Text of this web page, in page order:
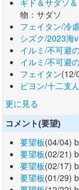
物：サダソ
フェイタン/冷
シズク/2023海
イルミ/不可避
イルミ/不可避
フェイタン(12/
ピヨン/十二支
更に見る
コメント(要望)
要望板(04/04)
要望板(02/21)
要望板(02/17)
要望板(01/29)